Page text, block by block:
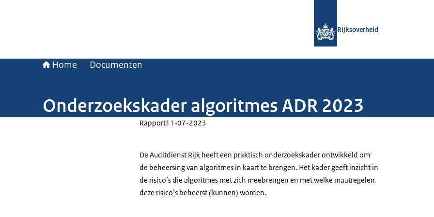
Rijksoverheid
Home Documenten
Onderzoekskader algoritmes ADR 2023
Rapport11-07-2023
De Auditdienst Rijk heeft een praktisch onderzoekskader ontwikkeld om
de beheersing van algoritmes in kaart te brengen. Het kader geeft inzicht in
de risico’s die algoritmes met zich meebrengen en met welke maatregelen
deze risico’s beheerst (kunnen) worden.